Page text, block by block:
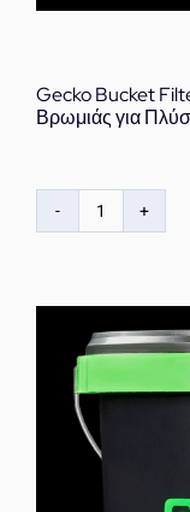
Gecko Bucket
Βρωμιάς για
Gecko
–
Φίλτρο
Κουβά/